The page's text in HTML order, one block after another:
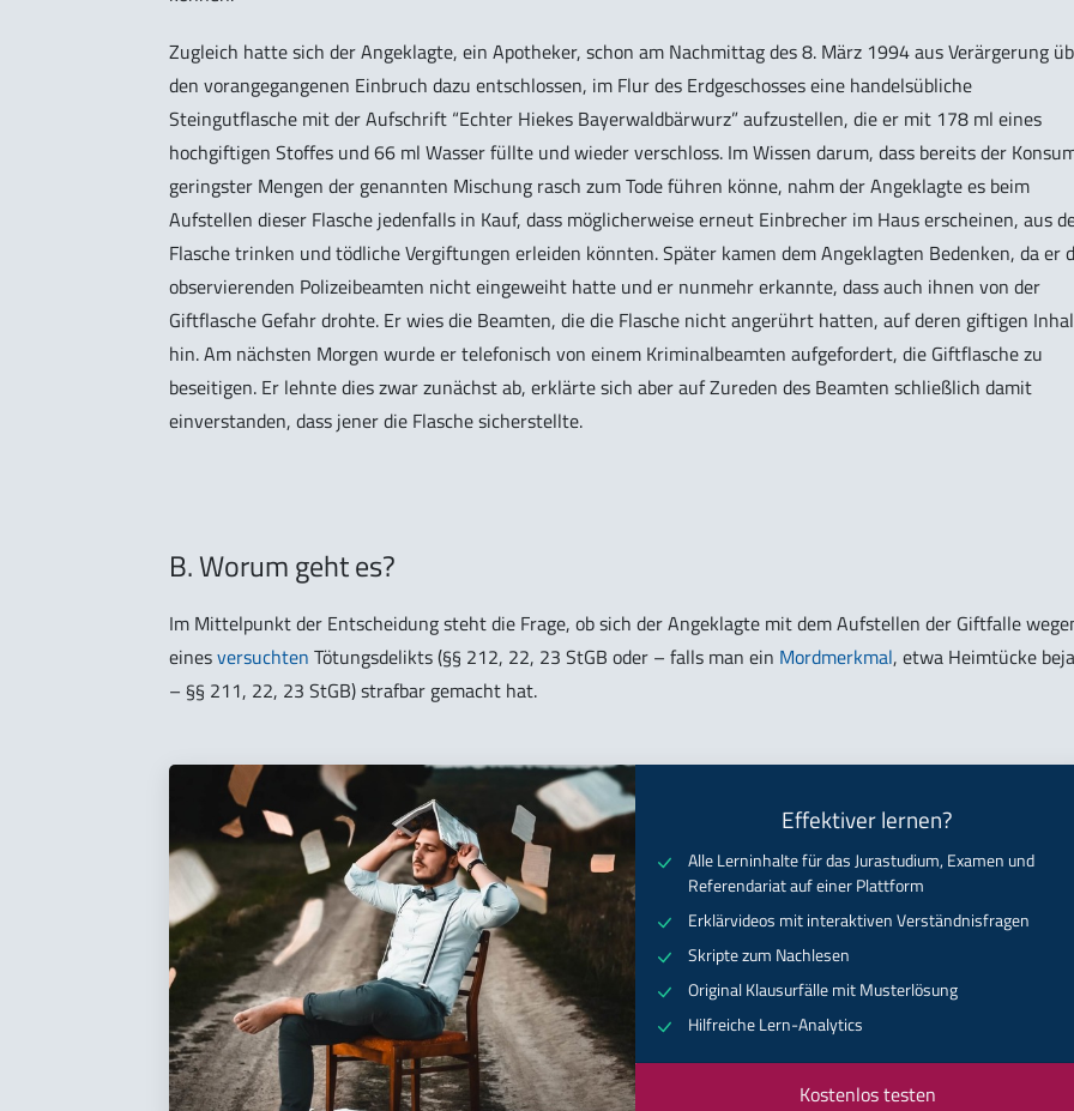
Zugleich hatte sich der Angeklagte, ein Apotheker, schon am Nachmittag des 8. März 1994 aus Verärgerung
den vorangegangenen Einbruch dazu entschlossen, im Flur des Erdgeschosses eine handelsübliche
Steingutflasche mit der Aufschrift “Echter Hiekes Bayerwaldbärwurz” aufzustellen, die er mit 178 ml eines
hochgiftigen Stoffes und 66 ml Wasser füllte und wieder verschloss. Im Wissen darum, dass bereits der
geringster Mengen der genannten Mischung rasch zum Tode führen könne, nahm der Angeklagte es beim
Aufstellen dieser Flasche jedenfalls in Kauf, dass möglicherweise erneut Einbrecher im Haus erscheinen, aus
Flasche trinken und tödliche Vergiftungen erleiden könnten. Später kamen dem Angeklagten Bedenken, da er
observierenden Polizeibeamten nicht eingeweiht hatte und er nunmehr erkannte, dass auch ihnen von der
Giftflasche Gefahr drohte. Er wies die Beamten, die die Flasche nicht angerührt hatten, auf deren giftigen
hin. Am nächsten Morgen wurde er telefonisch von einem Kriminalbeamten aufgefordert, die Giftflasche zu
beseitigen. Er lehnte dies zwar zunächst ab, erklärte sich aber auf Zureden des Beamten schließlich damit
einverstanden, dass jener die Flasche sicherstellte.
B. Worum geht es?
Im Mittelpunkt der Entscheidung steht die Frage, ob sich der Angeklagte mit dem Aufstellen der Giftfalle
einesversuchten Tötungsdelikts (§§ 212, 22, 23 StGB oder – falls man ein Mordmerkmal, etwa Heimtücke
– §§ 211, 22, 23 StGB) strafbar gemacht hat.
Effektiver lernen?
Alle Lerninhalte für das Jurastudium, Examen und
Referendariat auf einer Plattform
Erklärvideos mit interaktiven Verständnisfragen
Skripte zum Nachlesen
Original Klausurfälle mit Musterlösung
Hilfreiche Lern-Analytics
Kostenlos testen